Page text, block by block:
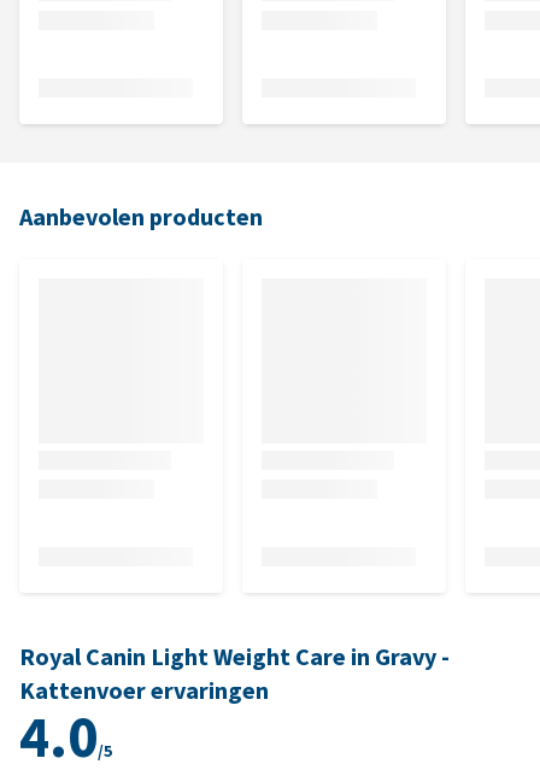
Aanbevolen producten
Royal Canin Light Weight Care in Gravy -
Kattenvoer ervaringen
4.0/5